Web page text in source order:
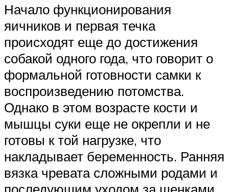
Начало функционирования
яичников и первая течка
происходят еще до достижения
собакой одного года, что говорит о
формальной готовности самки к
воспроизведению потомства.
Однако в этом возрасте кости и
мышцы суки еще не окрепли и не
готовы к той нагрузке, что
накладывает беременность. Ранняя
вязка чревата сложными родами и